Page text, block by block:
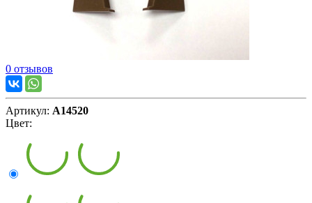
0 отзывов
Артикул: А14520
Цвет: